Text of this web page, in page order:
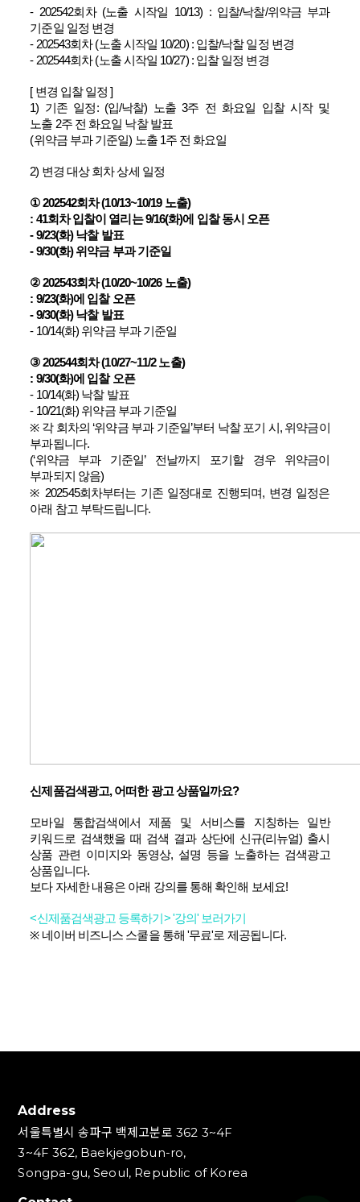
- 202542회차(노출 시작일 10/13) : 입찰/낙찰/위약금 부과
기준일 일정 변경
- 202543회차(노출 시작일 10/20) : 입찰/낙찰 일정 변경
- 202544회차(노출 시작일 10/27) : 입찰 일정 변경
[ 변경 입찰 일정 ]
1) 기존 일정: (입/낙찰) 노출3주 전 화요일 입찰 시작 및
노출 2주 전 화요일 낙찰 발표
(위약금 부과 기준일) 노출1주 전 화요일
2) 변경 대상 회차 상세 일정
① 202542회차(10/13~10/19 노출)
: 41회차 입찰이 열리는9/16(화)에 입찰 동시 오픈
- 9/23(화)낙찰 발표
- 9/30(화)위약금 부과 기준일
② 202543회차(10/20~10/26 노출)
: 9/23(화)에 입찰 오픈
- 9/30(화)낙찰 발표
- 10/14(화) 위약금 부과 기준일
③ 202544회차(10/27~11/2 노출)
: 9/30(화)에 입찰 오픈
- 10/14(화) 낙찰 발표
- 10/21(화) 위약금 부과 기준일
※ 각 회차의 ‘위약금 부과 기준일’부터 낙찰 포기 시 , 위약금이
부과됩니다.
(‘위약금 부과 기준일’ 전날까지 포기할 경우 위약금이
부과되지 않음)
※ 202545회차부터는 기존 일정대로 진행되며, 변경 일정은
아래 참고 부탁드립니다.
신제품검색광고,어떠한 광고 상품일까요?
모바일 통합검색에서 제품 및 서비스를 지칭하는 일반
키워드로 검색했을 때 검색 결과 상단에 신규(리뉴얼) 출시
상품 관련 이미지와 동영상, 설명 등을 노출하는 검색광고
상품입니다.
보다 자세한 내용은 아래 강의를 통해 확인해 보세요!
<신제품검색광고 등록하기> '강의' 보러가기
※ 네이버 비즈니스 스쿨을 통해 '무료'로 제공됩니다.
Address
서울특별시 송파구 백제고분로 362 3~4F
3~4F 362, Baekjegobun-ro,
Songpa-gu, Seoul, Republic of Korea